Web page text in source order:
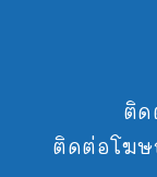
ติ
ติดต่อโฆ